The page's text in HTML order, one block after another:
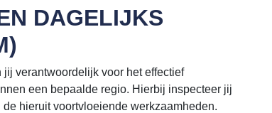
DAGELIJKS
verantwoordelijk voor het effectief
een bepaalde regio. Hierbij inspecteer jij
hieruit voortvloeiende werkzaamheden.